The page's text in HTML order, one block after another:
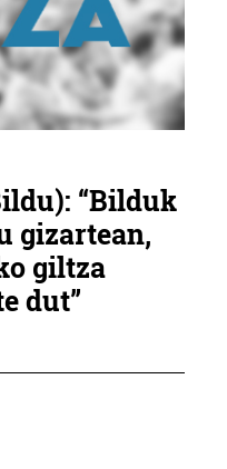
“Bilduk
gizartean,
giltza
dut”